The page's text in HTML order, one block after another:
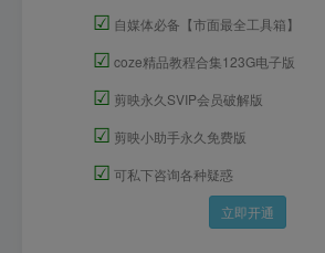
☑ 自媒体必备【市面最全工具箱】
☑ coze精品教程合集123G电子版
☑ 剪映永久SVIP会员破解版
☑ 剪映小助手永久免费版
☑ 可私下咨询各种疑惑
立即开通